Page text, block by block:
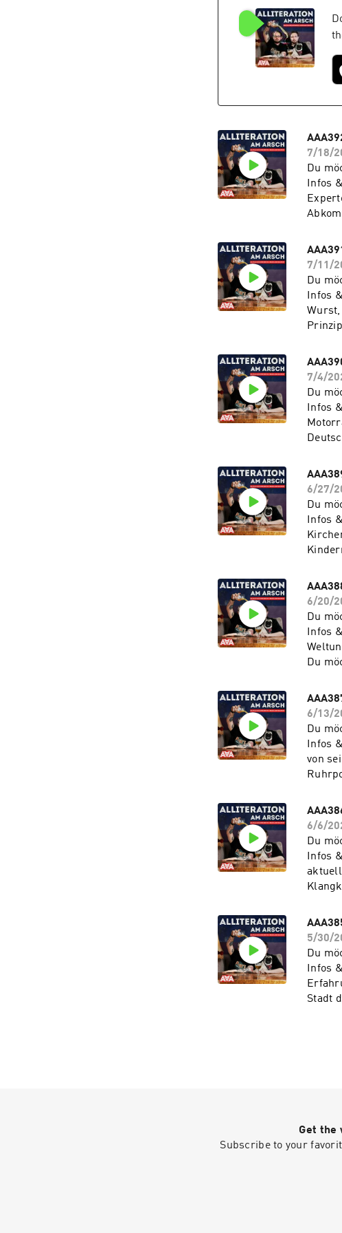
7/18/
Du
Infos &
7/11/
Du
Infos &
Wurst,
die
7/4/
Du
Infos &
6/27/
Du
Infos
6/20/
Du
Infos &
Du
6/13/
Du
Infos &
von
Dann
6/6/
Du
Infos &
Dann
5/30/
Du
Infos &
Stadt
Get the
Subscribe to your